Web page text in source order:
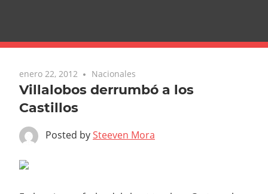
enero 22, 2012 Nacionales
Villalobos derrumbó a los
Castillos
Posted bySteeven Mora